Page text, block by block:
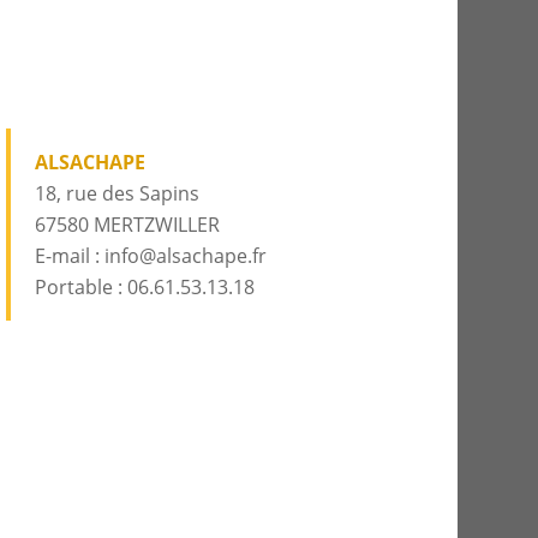
ALSACHAPE
18, rue des Sapins
67580 MERTZWILLER
E-mail : info@alsachape.fr
Portable : 06.61.53.13.18